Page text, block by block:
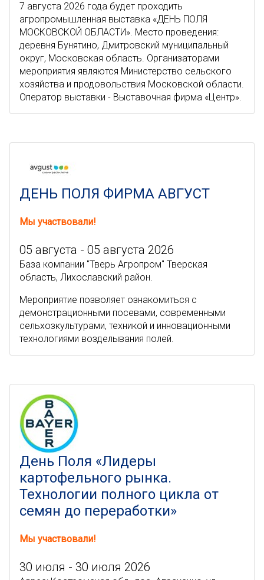
7 августа 2026 года будет проходить
агропромышленная выставка «ДЕНЬ ПОЛЯ
МОСКОВСКОЙ ОБЛАСТИ». Место проведения:
деревня Бунятино, Дмитровский муниципальный
округ, Московская область. Организаторами
мероприятия являются Министерство сельского
хозяйства и продовольствия Московской области.
Оператор выставки - Выставочная фирма «Центр».
ДЕНЬ ПОЛЯ ФИРМА АВГУСТ
Мы участвовали!
05 августа - 05 августа 2026
База компании "Тверь Агропром" Тверская
область, Лихославский район.
Мероприятие позволяет ознакомиться с
демонстрационными посевами, современными
сельхозкультурами, техникой и инновационными
технологиями возделывания полей.
День Поля «Лидеры
картофельного рынка.
Технологии полного цикла от
семян до переработки»
Мы участвовали!
30 июля - 30 июля 2026